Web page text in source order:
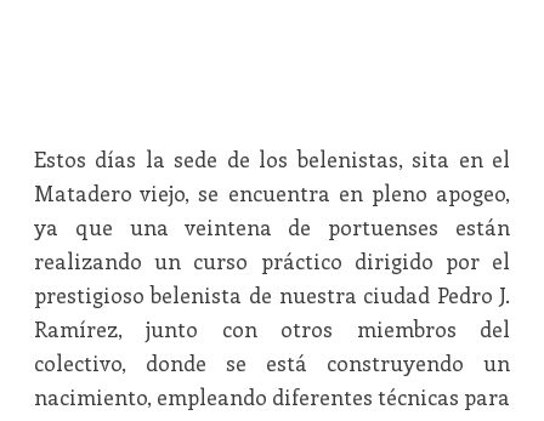
Estos días la sede de los belenistas, sita en el
Matadero viejo, se encuentra en pleno apogeo,
ya que una veintena de portuenses están
realizando un curso práctico dirigido por el
prestigioso belenista de nuestra ciudad Pedro J.
Ramírez, junto con otros miembros del
colectivo, donde se está construyendo un
nacimiento, empleando diferentes técnicas para